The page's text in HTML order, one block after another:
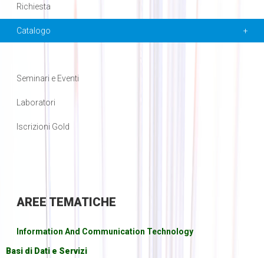
Richiesta
Catalogo
Seminari e Eventi
Laboratori
Iscrizioni Gold
AREE TEMATICHE
Information And Communication Technology
Basi di Dati e Servizi